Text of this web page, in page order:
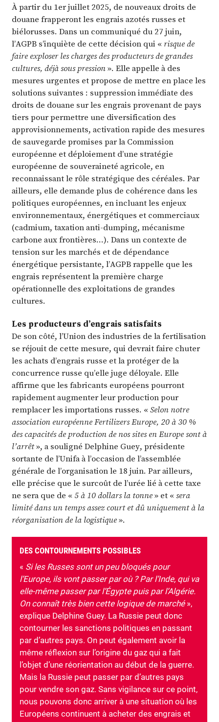
À partir du 1er juillet 2025, de nouveaux droits de
douane frapperont les engrais azotés russes et
biélorusses. Dans un communiqué du 27 juin,
l’AGPB s’inquiète de cette décision qui « risque de
faire exploser les charges des producteurs de grandes
cultures, déjà sous pression». Elle appelle à des
mesures urgentes et propose de mettre en place les
solutions suivantes : suppression immédiate des
droits de douane sur les engrais provenant de pays
tiers pour permettre une diversification des
approvisionnements, activation rapide des mesures
de sauvegarde promises par la Commission
européenne et déploiement d’une stratégie
européenne de souveraineté agricole, en
reconnaissant le rôle stratégique des céréales. Par
ailleurs, elle demande plus de cohérence dans les
politiques européennes, en incluant les enjeux
environnementaux, énergétiques et commerciaux
(cadmium, taxation anti-dumping, mécanisme
carbone aux frontières…). Dans un contexte de
tension sur les marchés et de dépendance
énergétique persistante, l’AGPB rappelle que les
engrais représentent la première charge
opérationnelle des exploitations de grandes
cultures.
Les producteurs d’engrais satisfaits
De son côté, l’Union des industries de la fertilisation
se réjouit de cette mesure, qui devrait faire chuter
les achats d’engrais russe et la protéger de la
concurrence russe qu’elle juge déloyale. Elle
affirme que les fabricants européens pourront
rapidement augmenter leur production pour
remplacer les importations russes. «Selon notre
association européenne Fertilizers Europe, 20 à 30 %
des capacités de production de nos sites en Europe sont à
l’arrêt», a souligné Delphine Guey, présidente
sortante de l’Unifa à l’occasion de l’assemblée
générale de l’organisation le 18 juin. Par ailleurs,
elle précise que le surcoût de l’urée lié à cette taxe
ne sera que de « 5 à 10 dollars la tonne» et «sera
limité dans un temps assez court et dû uniquement à la
réorganisation de la logistique».
DES CONTOURNEMENTS POSSIBLES
« Si les Russes sont un peu bloqués pour
l’Europe, ils vont passer par où ? Par l’Inde, qui va
elle-même passer par l’Égypte puis par l’Algérie.
On connaît très bien cette logique de marché»,
explique Delphine Guey. La Russie peut donc
contourner les sanctions politiques en passant
par d’autres pays. On peut également avoir la
même réflexion sur l’origine du gaz qui a fait
l’objet d’une réorientation au début de la guerre.
Mais la Russie peut passer par d’autres pays
pour vendre son gaz. Sans vigilance sur ce point,
nous pouvons donc arriver à une situation où les
Européens continuent à acheter des engrais et